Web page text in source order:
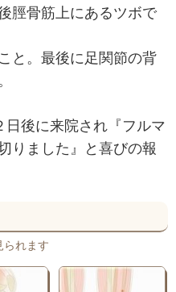
脛骨筋上にあるツボで
と。最後に足関節の背
後に来院され『フルマ
りました』と喜びの報
られます